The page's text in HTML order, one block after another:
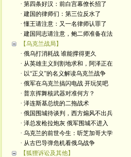
· 第四条好汉：前白宫幕僚长招了
· 建国的律师们：第三位反水了
· 懂王请注意：又一名律师认罪了
· 建国同志请注意，鲍二师准备在法
【乌克兰战局】
· 俄乌打消耗战 谁能撑得更久
· 从英雄主义到割地求和，阿泽正在
· 以“正义”的名义解读乌克兰战争
· 俄军在乌克兰搞闪电战 开玩笑吧
· 普京挥舞核武器对准何方？
· 泽连斯基总统的二拖战术
· 俄国围城待谈判，西方煽风不出兵
· 泽总发枪拉炮灰 俄军围城不进入
· 乌克兰的前世今生：听芝加哥大学
· 从古巴导弹危机看俄乌战争
【狐狸诉讼及其他】